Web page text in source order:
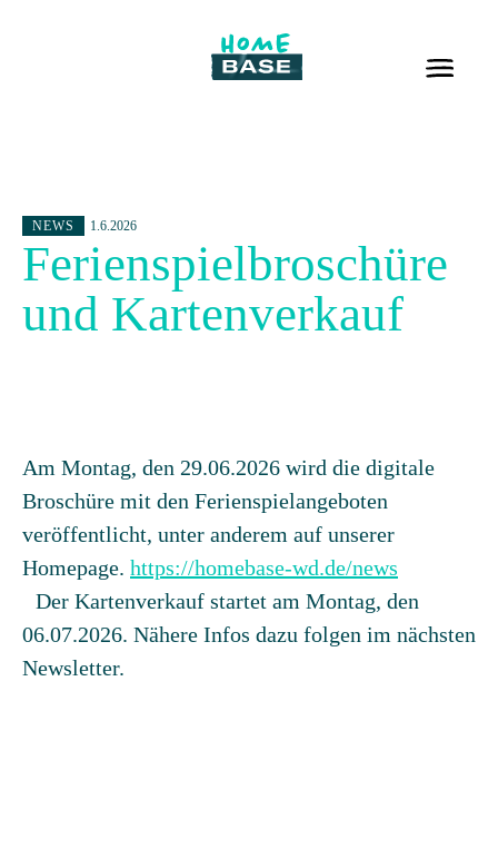
NEWS 1.6.2026
Ferienspielbroschüre
und Kartenverkauf
Am Montag, den 29.06.2026 wird die digitale
Broschüre mit den Ferienspielangeboten
veröffentlicht, unter anderem auf unserer
Homepage. https://homebase-wd.de/news
Der Kartenverkauf startet am Montag, den
06.07.2026. Nähere Infos dazu folgen im nächsten
Newsletter.